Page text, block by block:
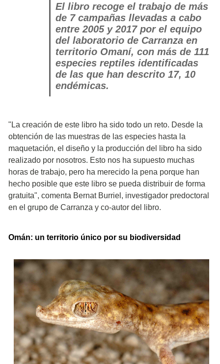
El libro recoge el trabajo de más
de 7 campañas llevadas a cabo
entre 2005 y 2017 por el equipo
del laboratorio de Carranza en
territorio Omaní, con más de 111
especies reptiles identificadas
de las que han descrito 17, 10
endémicas.
"La creación de este libro ha sido todo un reto. Desde la
obtención de las muestras de las especies hasta la
maquetación, el diseño y la producción del libro ha sido
realizado por nosotros. Esto nos ha supuesto muchas
horas de trabajo, pero ha merecido la pena porque han
hecho posible que este libro se pueda distribuir de forma
gratuita", comenta Bernat Burriel, investigador predoctoral
en el grupo de Carranza y co-autor del libro.
Omán: un territorio único por su biodiversidad